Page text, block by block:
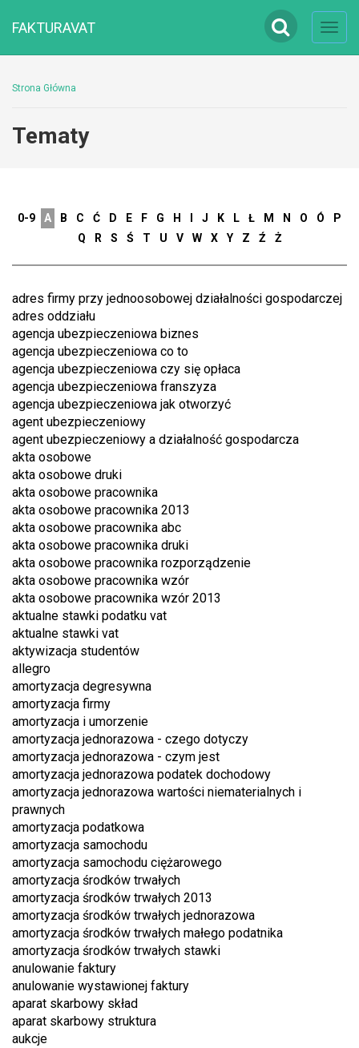
FAKTURAVAT
Strona Główna
Tematy
0-9 A B C Ć D E F G H J K L Ł M N O Ó
P
Q
R S Ś T U V W X Y Z Ź Ż
adres firmy przy jednoosobowej działalności gospodarczej
adres oddziału
agencja ubezpieczeniowa biznes
agencja ubezpieczeniowa co to
agencja ubezpieczeniowa czy się opłaca
agencja ubezpieczeniowa franszyza
agencja ubezpieczeniowa jak otworzyć
agent ubezpieczeniowy
agent ubezpieczeniowy a działalność gospodarcza
akta osobowe
akta osobowe druki
akta osobowe pracownika
akta osobowe pracownika 2013
akta osobowe pracownika abc
akta osobowe pracownika druki
akta osobowe pracownika rozporządzenie
akta osobowe pracownika wzór
akta osobowe pracownika wzór 2013
aktualne stawki podatku vat
aktualne stawki vat
aktywizacja studentów
allegro
amortyzacja degresywna
amortyzacja firmy
amortyzacja i umorzenie
amortyzacja jednorazowa - czego dotyczy
amortyzacja jednorazowa - czym jest
amortyzacja jednorazowa podatek dochodowy
amortyzacja jednorazowa wartości niematerialnych i
prawnych
amortyzacja podatkowa
amortyzacja samochodu
amortyzacja samochodu ciężarowego
amortyzacja środków trwałych
amortyzacja środków trwałych 2013
amortyzacja środków trwałych jednorazowa
amortyzacja środków trwałych małego podatnika
amortyzacja środków trwałych stawki
anulowanie faktury
anulowanie wystawionej faktury
aparat skarbowy skład
aparat skarbowy struktura
aukcje